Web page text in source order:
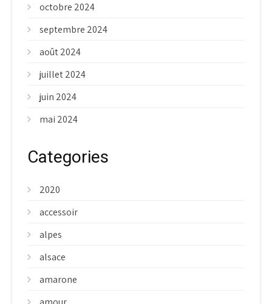
octobre 2024
septembre 2024
août 2024
juillet 2024
juin 2024
mai 2024
Categories
2020
accessoir
alpes
alsace
amarone